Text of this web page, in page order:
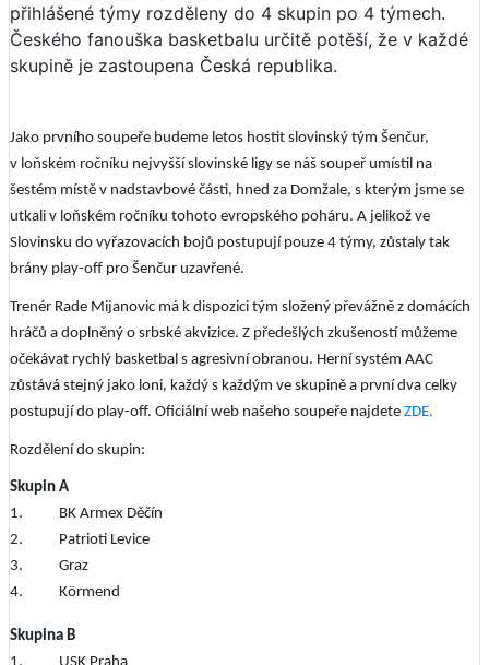
přihlášené týmy rozděleny do 4 skupin po 4 týmech.
Českého fanouška basketbalu určitě potěší, že v každé
skupině je zastoupena Česká republika.
Jako prvního soupeře budeme letos hostit slovinský tým Šenčur,
v loňském ročníku nejvyšší slovinské ligy se náš soupeř umístil na
šestém místě v nadstavbové části, hned za Domžale, s kterým jsme se
utkali v loňském ročníku tohoto evropského poháru. A jelikož ve
Slovinsku do vyřazovacích bojů postupují pouze 4 týmy, zůstaly tak
brány play-off pro Šenčur uzavřené.
Trenér Rade Mijanovic má k dispozici tým složený převážně z domácích
hráčů a doplněný o srbské akvizice. Z předešlých zkušeností můžeme
očekávat rychlý basketbal s agresivní obranou. Herní systém AAC
zůstává stejný jako loni, každý s každým ve skupině a první dva celky
postupují do play-off. Oficiální web našeho soupeře najdete ZDE.
Rozdělení do skupin:
Skupin A
1. BK Armex Děčín
2. Patrioti Levice
3. Graz
4. Körmend
Skupina B